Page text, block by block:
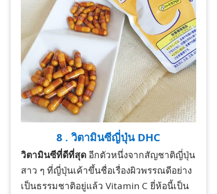
8 . วิตามินซีญี่ปุ่น DHC
วิตามินซีที่ดีที่สุดอีกตัวหนึ่งจากสัญชาติญี่ปุ่น
สาว ๆ ที่ญี่ปุ่นเค้าขึ้นชื่อเรื่องผิวพรรณดีอย่าง
เป็นธรรมชาติอยู่แล้ว Vitamin C ยี่ห้อนี้เป็น